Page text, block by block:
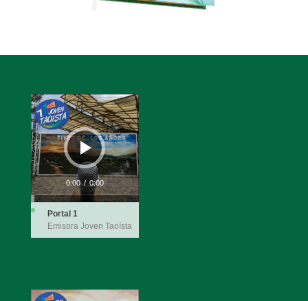
Reproductor
de
audio
0:00 / 0:00
Portal 1
Emisora Joven Taoísta
Reproductor